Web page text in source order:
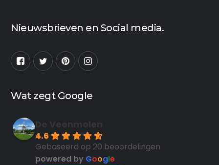
Nieuwsbrieven en Social media.
Wat zegt Google
4.6
Gebaseerd op 20 beoordelingen
powered by Google